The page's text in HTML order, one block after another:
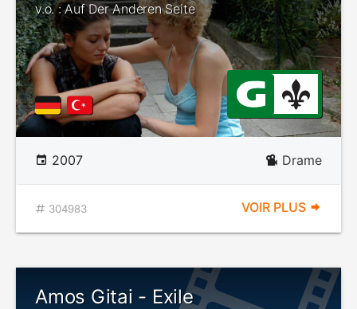
v.o. : Auf Der Anderen Seite
2007 Drame
304983 VOIR PLUS
Amos Gitai - Exile